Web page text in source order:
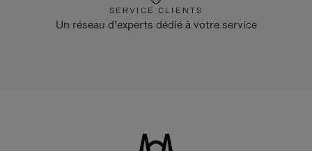
SERVICE CLIENTS
Un réseau d’experts dédié à votre service